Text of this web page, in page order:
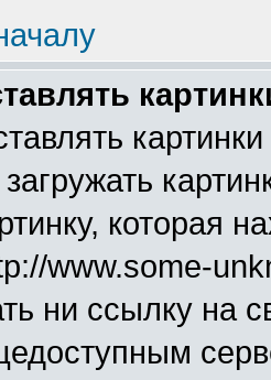
которая
www.some-
ни ссылку на